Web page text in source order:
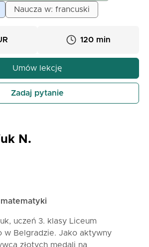
zjawisk. Po każdej lekcji uczeń
Naucza w: francuski
120 min
Umów lekcję
Zadaj pytanie
N.
uczeń 3. klasy Liceum
w Belgradzie. Jako aktywny
złotych medali na